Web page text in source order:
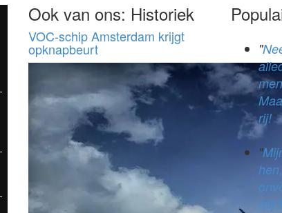
Ook van ons: Historiek
VOC-schip Amsterdam krijgt
opknapbeurt
rij!
mij